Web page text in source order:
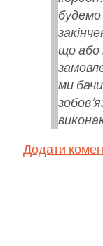
що або
ми
Додати